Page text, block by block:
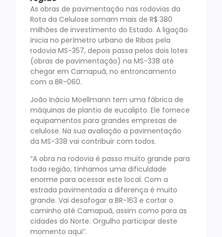
As obras de pavimentação nas rodovias da
Rota da Celulose somam mais de R$ 380
milhões de investimento do Estado. A ligação
inicia no perímetro urbano de Ribas pela
rodovia MS-357, depois passa pelos dois lotes
(obras de pavimentação) na MS-338 até
chegar em Camapuã, no entroncamento
com a BR-060.
João Inácio Moellmann tem uma fábrica de
máquinas de plantio de eucalipto. Ele fornece
equipamentos para grandes empresas de
celulose. Na sua avaliação a pavimentação
da MS-338 vai contribuir com todos.
“A obra na rodovia é passo muito grande para
toda região, tínhamos uma dificuldade
enorme para acessar este local. Com a
estrada pavimentada a diferença é muito
grande. Vai desafogar a BR-163 e cortar o
caminho até Camapuã, assim como para as
cidades do Norte. Orgulho participar deste
momento aqui”.